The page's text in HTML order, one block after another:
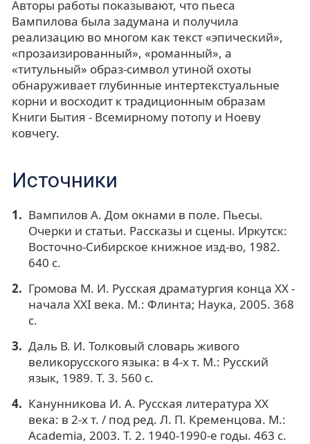
Авторы работы показывают, что пьеса
Вампилова была задумана и получила
реализацию во многом как текст «эпический»,
«прозаизированный», «романный», а
«титульный» образ-символ утиной охоты
обнаруживает глубинные интертекстуальные
корни и восходит к традиционным образам
Книги Бытия - Всемирному потопу и Ноеву
ковчегу.
Источники
Вампилов А. Дом окнами в поле. Пьесы.
Очерки и статьи. Рассказы и сцены. Иркутск:
Восточно-Сибирское книжное изд-во, 1982.
640 с.
Громова М. И. Русская драматургия конца ХХ -
начала ХХI века. М.: Флинта; Наука, 2005. 368
с.
Даль В. И. Толковый словарь живого
великорусского языка: в 4-х т. М.: Русский
язык, 1989. Т. 3. 560 c.
Канунникова И. А. Русская литература ХХ
века: в 2-х т. / под ред. Л. П. Кременцова. М.:
Academia, 2003. Т. 2. 1940-1990-е годы. 463 с.